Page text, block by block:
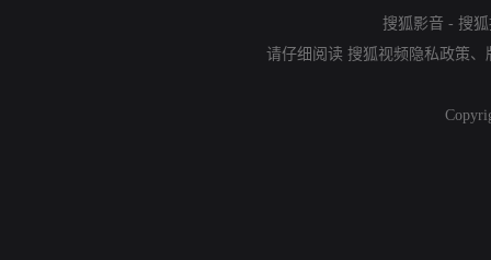
搜狐影音 - 搜
请仔细阅读 搜狐视频隐私政策、